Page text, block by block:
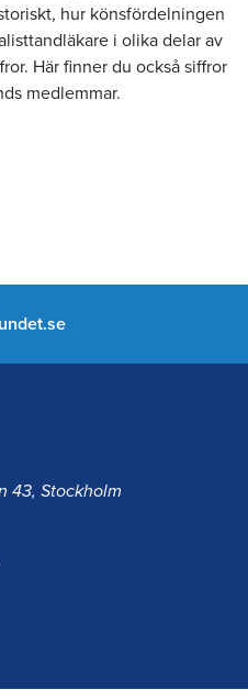
hur könsfördelningen
i olika delar av
Här finner du också siffror
medlemmar.
43, Stockholm